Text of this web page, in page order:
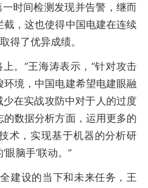
一时间检测发现并告警，继而
，这也使得中国电建在连续
得了优异成绩。
。”王海涛表示，“针对攻击
境，中国电建希望电建眼融
少在实战攻防中对于人的过度
数据分析方面，运用更多的
术，实现基于机器的分析研
脑手’联动。”
建设的当下和未来任务，王